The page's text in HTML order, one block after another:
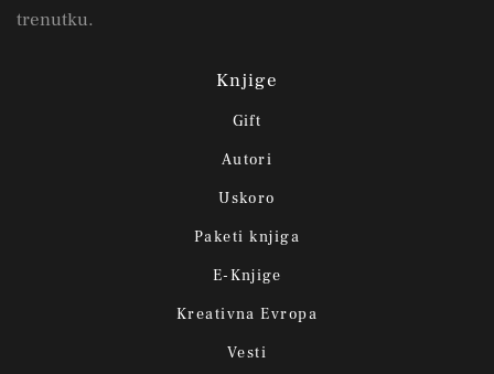
trenutku.
Knjige
Gift
Autori
Uskoro
Paketi knjiga
E-Knjige
Kreativna Evropa
Vesti